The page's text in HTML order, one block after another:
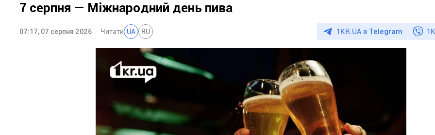
7 серпня — Міжнародний день пива
07:17, 07 серпня 2026 Читати UA RU 1KR.UA в Telegram